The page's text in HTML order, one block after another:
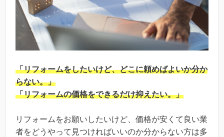
「リフォームをしたいけど、どこに頼めばよいか分か
らない。」
「リフォームの価格をできるだけ抑えたい。」
リフォームをお願いしたいけど、価格が安くて良い業
者をどうやって見つければいいのか分からない方は多